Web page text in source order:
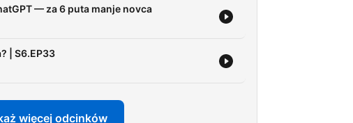
— za 6 puta manje novca
| S6.EP33
więcej odcinków